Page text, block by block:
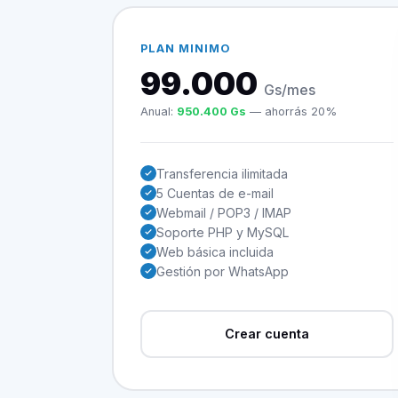
PLAN MINIMO
99.000 Gs/mes
Anual: 950.400 Gs — ahorrás 20%
Transferencia ilimitada
5 Cuentas de e-mail
Webmail / POP3 / IMAP
Soporte PHP y MySQL
Web básica incluida
Gestión por WhatsApp
Crear cuenta